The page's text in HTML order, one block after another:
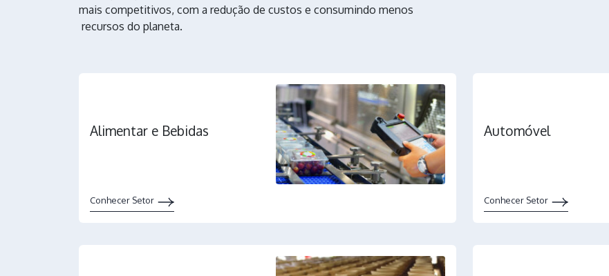
mais competitivos, com a redução de custos e consumindo menos
recursos do planeta.
Alimentar e Bebidas
Conhecer Setor
Automóvel
Conhecer Setor